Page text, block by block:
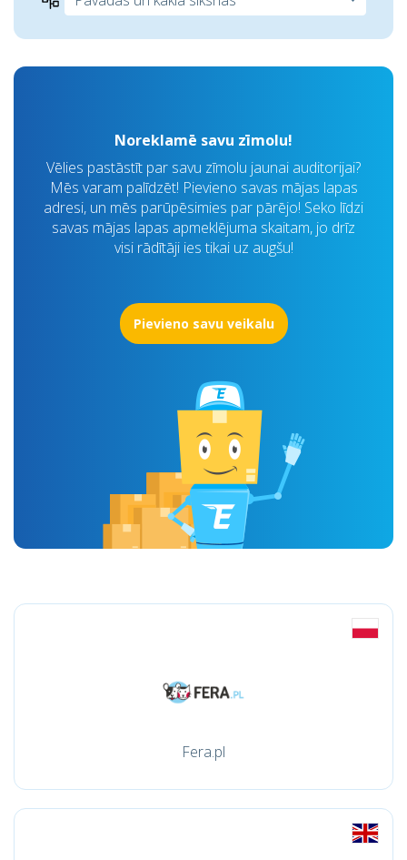
Noreklamē savu zīmolu!
Vēlies pastāstīt par savu zīmolu jaunai auditorijai?
Mēs varam palīdzēt! Pievieno savas mājas lapas
adresi, un mēs parūpēsimies par pārējo! Seko līdzi
savas mājas lapas apmeklējuma skaitam, jo drīz
visi rādītāji ies tikai uz augšu!
Pievieno savu veikalu
Fera.pl